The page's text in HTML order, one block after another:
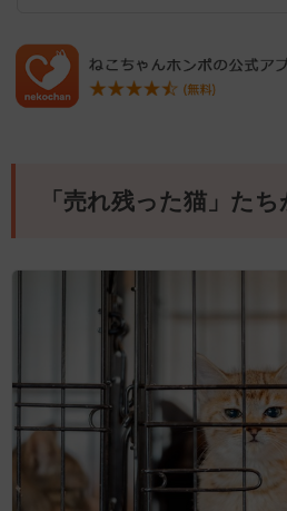
「売れ残った猫」た